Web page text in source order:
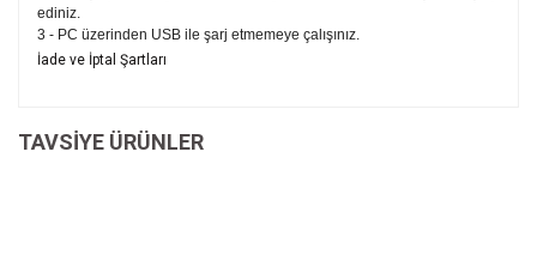
ediniz.
3 - PC üzerinden USB ile şarj etmemeye çalışınız.
Bu ürünün fiyat bilgisi, resim, ürün açıklamalarında ve diğer
Görüş ve önerileriniz için teşekkür ederiz.
İade ve İptal Şartları
TAVSİYE ÜRÜNLER